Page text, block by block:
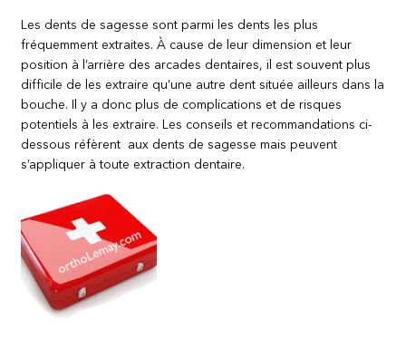
Les dents de sagesse sont parmi les dents les plus
fréquemment extraites. À cause de leur dimension et leur
position à l’arrière des arcades dentaires, il est souvent plus
difficile de les extraire qu’une autre dent située ailleurs dans la
bouche. Il y a donc plus de complications et de risques
potentiels à les extraire. Les conseils et recommandations ci-
dessous réfèrent aux dents de sagesse mais peuvent
s’appliquer à toute extraction dentaire.